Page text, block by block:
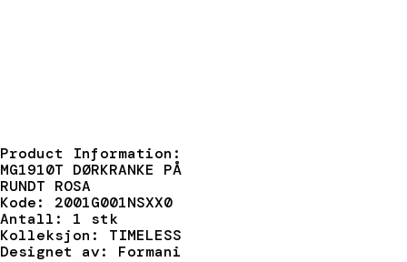
Product Information:
MG1910T DØRKRANKE PÅ
RUNDT ROSA
Kode: 2001G001NSXX0
Antall: 1 stk
Kolleksjon: TIMELESS
Designet av: Formani